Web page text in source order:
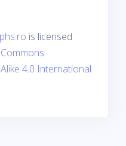
is licensed
4.0 International